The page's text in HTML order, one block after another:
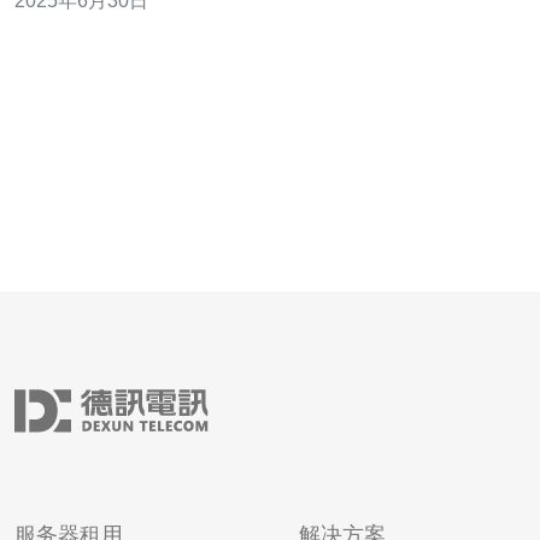
Services（AWS）是全球最大的云计算服务提供商之一，
服务器租用 解决方案